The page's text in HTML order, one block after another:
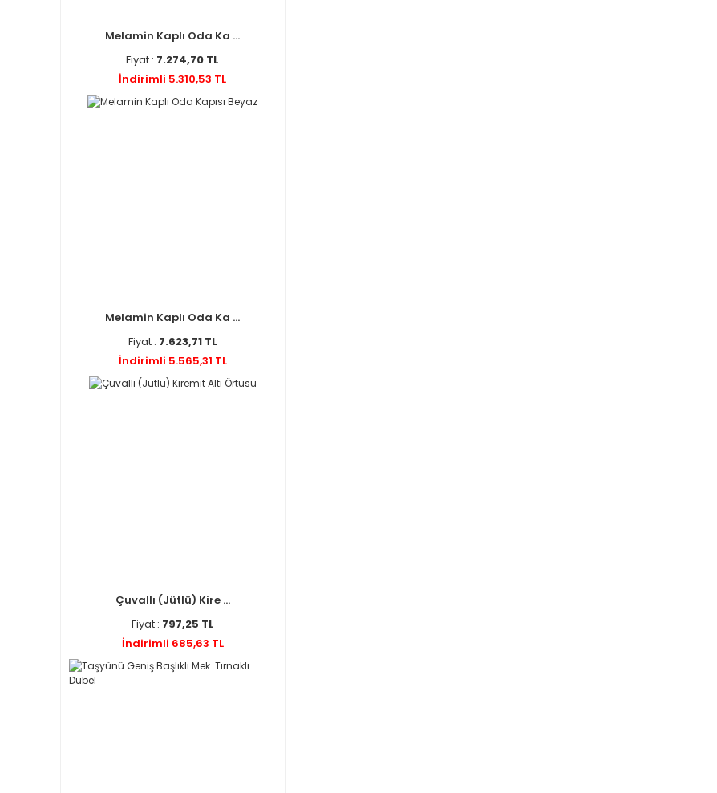
Melamin Kaplı Oda Ka ...
Fiyat : 7.274,70 TL
İndirimli 5.310,53 TL
Melamin Kaplı Oda Ka ...
Fiyat : 7.623,71 TL
İndirimli 5.565,31 TL
Çuvallı (Jütlü) Kire ...
Fiyat : 797,25 TL
İndirimli 685,63 TL